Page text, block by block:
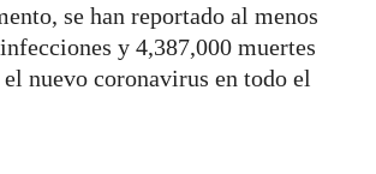
se han reportado al menos
y 4,387,000 muertes
el nuevo coronavirus en todo el